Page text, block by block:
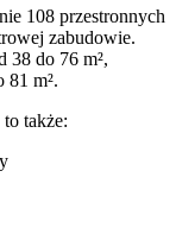
108 przestronnych
zabudowie.
38 do 76 m²,
81 m².
także: